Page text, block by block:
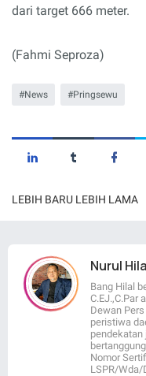
dari target 666 meter.
(Fahmi Seproza)
News Pringsewu
LEBIH BARU LEBIH LAMA
Nurul
Bang Hilal
C.EJ.,C.Par
Dewan
peristiwa
Nomor
LSPR/